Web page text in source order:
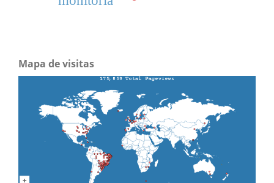
Mapa de visitas